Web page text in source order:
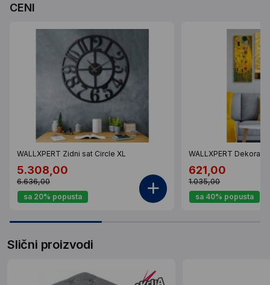
CENI
WALLXPERT Zidni sat Circle XL
5.308,00
6.636,00
sa 20% popusta
WALLXPERT
621,00
1.035,00
sa 40% popusta
Slični proizvodi